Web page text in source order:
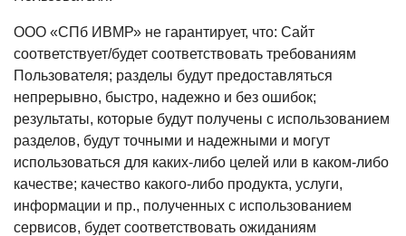
ООО «СПб ИВМР» не гарантирует, что: Сайт
соответствует/будет соответствовать требованиям
Пользователя; разделы будут предоставляться
непрерывно, быстро, надежно и без ошибок;
результаты, которые будут получены с использованием
разделов, будут точными и надежными и могут
использоваться для каких-либо целей или в каком-либо
качестве; качество какого-либо продукта, услуги,
информации и пр., полученных с использованием
сервисов, будет соответствовать ожиданиям